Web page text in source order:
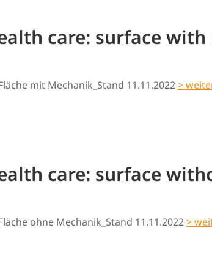
care: surface
mit Mechanik_Stand 11.11.2022>
care: surface
ohne Mechanik_Stand 11.11.2022>